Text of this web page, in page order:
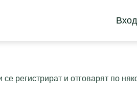
Вход
регистрират и отговарят по